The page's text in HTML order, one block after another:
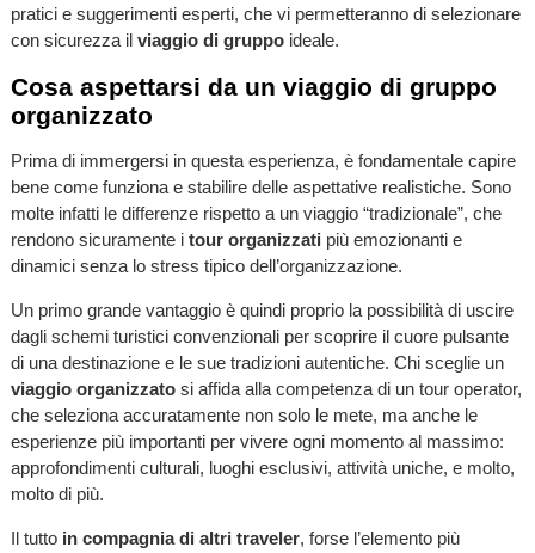
pratici e suggerimenti esperti, che vi permetteranno di selezionare
con sicurezza il viaggio di gruppoideale.
Cosa aspettarsi da un viaggio di gruppo
organizzato
Prima di immergersi in questa esperienza, è fondamentale capire
bene come funziona e stabilire delle aspettative realistiche. Sono
molte infatti le differenze rispetto a un viaggio “tradizionale”, che
rendono sicuramente itour organizzati più emozionanti e
dinamici senza lo stress tipico dell’organizzazione.
Un primo grande vantaggio è quindi proprio la possibilità di uscire
dagli schemi turistici convenzionali per scoprire il cuore pulsante
di una destinazione e le sue tradizioni autentiche. Chi sceglie un
viaggio organizzatosi affida alla competenza di un tour operator,
che seleziona accuratamente non solo le mete, ma anche le
esperienze più importanti per vivere ogni momento al massimo:
approfondimenti culturali, luoghi esclusivi, attività uniche, e molto,
molto di più.
Il tutto in compagnia di altri traveler, forse l’elemento più